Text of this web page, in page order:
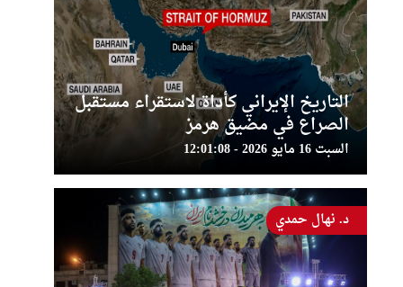
التاريخ الإيراني كأداة لاستقراء مستقبل
الصراع في مضيق هرمز
السبت 16 مايو 2026 - 12:01:08
د. نهال حمدي